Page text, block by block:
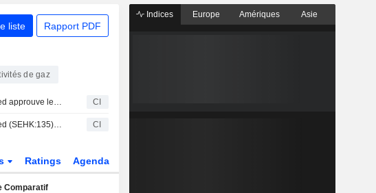
liste Rapport PDF
de gaz
Kunlun Energy Company Limited approuve le dividende ordinaire final pour l'exercice clos le 31 décembre 2025, payable le 21 juillet 2026 CI
Kunlun Energy Company Limited (SEHK:135) lance un programme de rachat d'actions portant sur 865,880,170 titres, soit 10% de son capital social, en vertu de l'autorisation approuvée le 28 mai 2026. CI
Ratings Agenda
Comparatif
Indices Europe Amériques Asie